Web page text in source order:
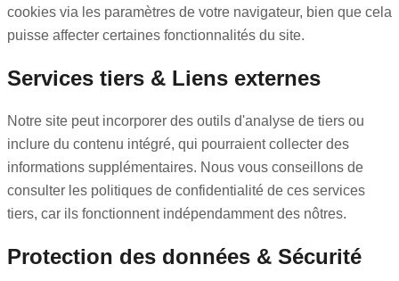
cookies via les paramètres de votre navigateur, bien que cela
puisse affecter certaines fonctionnalités du site.
Services tiers & Liens externes
Notre site peut incorporer des outils d'analyse de tiers ou
inclure du contenu intégré, qui pourraient collecter des
informations supplémentaires. Nous vous conseillons de
consulter les politiques de confidentialité de ces services
tiers, car ils fonctionnent indépendamment des nôtres.
Protection des données & Sécurité